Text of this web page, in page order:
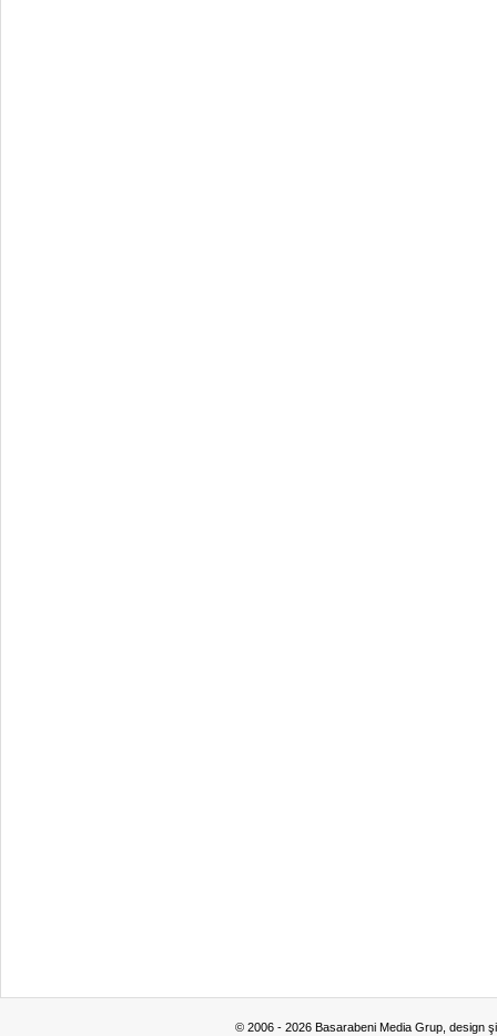
© 2006 - 2026 Basarabeni Media Grup, design